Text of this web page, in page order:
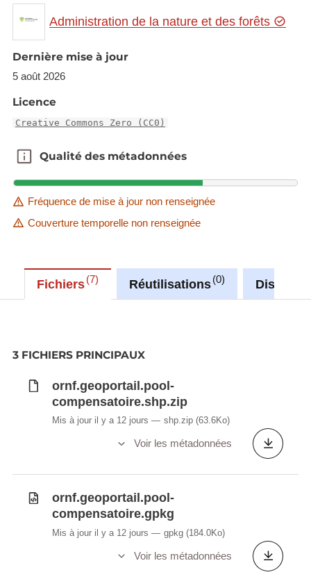
Administration de la nature et des forêts
Dernière mise à jour
5 août 2026
Licence
Creative Commons Zero (CC0)
Qualité des métadonnées
Qualité des métadonnées
Fréquence de mise à jour non renseignée
Couverture temporelle non renseignée
Fichiers 7 Réutilisations 0
3 FICHIERS PRINCIPAUX
ornf.geoportail.pool-
compensatoire.shp.zip
Mis à jour il y a 12 jours shp.zip (63.6Ko)
Voir les métadonnées
ornf.geoportail.pool-
compensatoire.gpkg
Mis à jour il y a 12 jours gpkg (184.0Ko)
Voir les métadonnées